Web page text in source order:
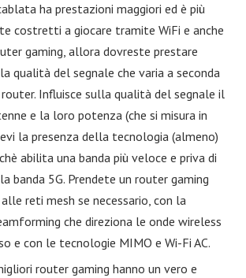
ha prestazioni maggiori ed è più
costretti a giocare tramite WiFi e anche
gaming, allora dovreste prestare
qualità del segnale che varia a seconda
Influisce sulla qualità del segnale il
e la loro potenza (che si misura in
la presenza della tecnologia (almeno)
abilita una banda più veloce e priva di
banda 5G. Prendete un router gaming
reti mesh se necessario, con la
che direziona le onde wireless
e con le tecnologie MIMO e Wi-Fi AC.
router gaming hanno un vero e